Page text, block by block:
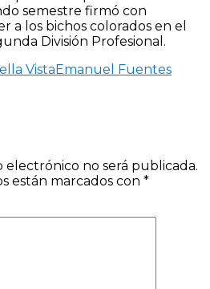
semestre firmó con
a los bichos colorados en el
División Profesional.
Vista Emanuel Fuentes
no será publicada.
están marcados con *